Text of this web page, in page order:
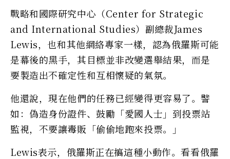
戰略和國際研究中心（Center for Strategic
and International Studies）副總裁James
Lewis，也和其他網絡專家一樣，認為俄羅斯可能
是幕後的黑手，其目標並非改變選舉結果，而是
要製造出不確定性和互相懷疑的氣氛。
他還說，現在他們的任務已經變得更容易了。譬
如：偽造身份證件、鼓勵「愛國人士」到投票站
監視，不要讓毒販「偷偷地跑來投票。」
Lewis表示，俄羅斯正在搞這種小動作。看看俄羅